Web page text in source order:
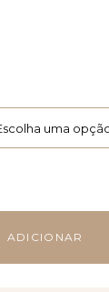
ADICIONAR